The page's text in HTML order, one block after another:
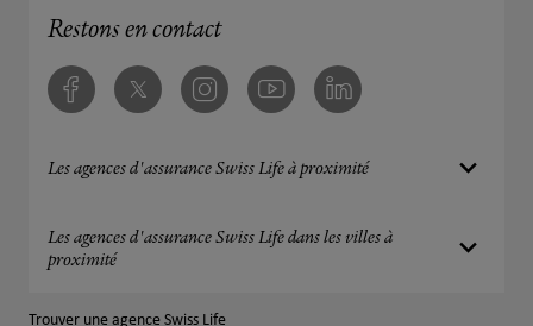
Restons en contact
FacebookTwitter InstagramYoutube Linkedin
Les agences d'assurance Swiss Life à proximité
Les agences d'assurance Swiss Life dans les villes à
proximité
Trouver une agence Swiss Life